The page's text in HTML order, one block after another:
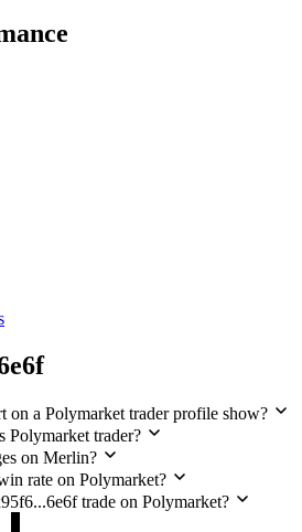
on a Polymarket trader profile show?
Polymarket trader?
on Merlin?
rate on Polymarket?
trade on Polymarket?